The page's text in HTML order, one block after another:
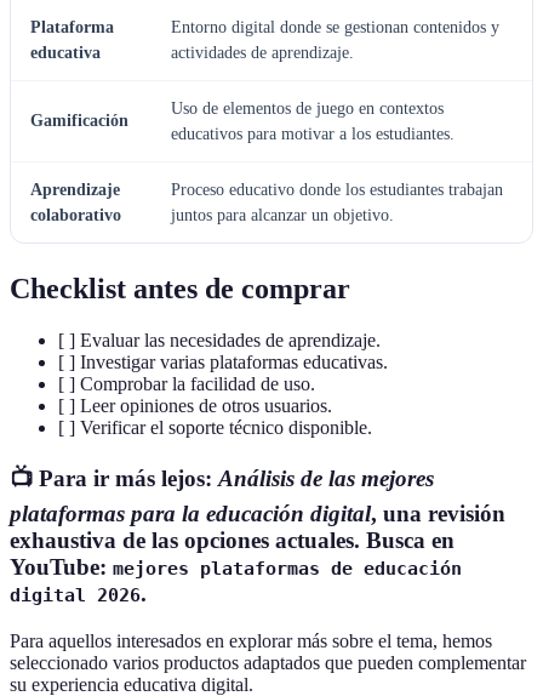
Plataforma
educativa
Entorno digital donde se gestionan contenidos y
actividades de aprendizaje.
Gamificación
Uso de elementos de juego en contextos
educativos para motivar a los estudiantes.
Aprendizaje
colaborativo
Proceso educativo donde los estudiantes trabajan
juntos para alcanzar un objetivo.
Checklist antes de comprar
[ ] Evaluar las necesidades de aprendizaje.
[ ] Investigar varias plataformas educativas.
[ ] Comprobar la facilidad de uso.
[ ] Leer opiniones de otros usuarios.
[ ] Verificar el soporte técnico disponible.
📺 Para ir más lejos: Análisis de las mejores
plataformas para la educación digital, una revisión
exhaustiva de las opciones actuales. Busca en
YouTube: mejores plataformas de educación
digital 2026.
Para aquellos interesados en explorar más sobre el tema, hemos
seleccionado varios productos adaptados que pueden complementar
su experiencia educativa digital.